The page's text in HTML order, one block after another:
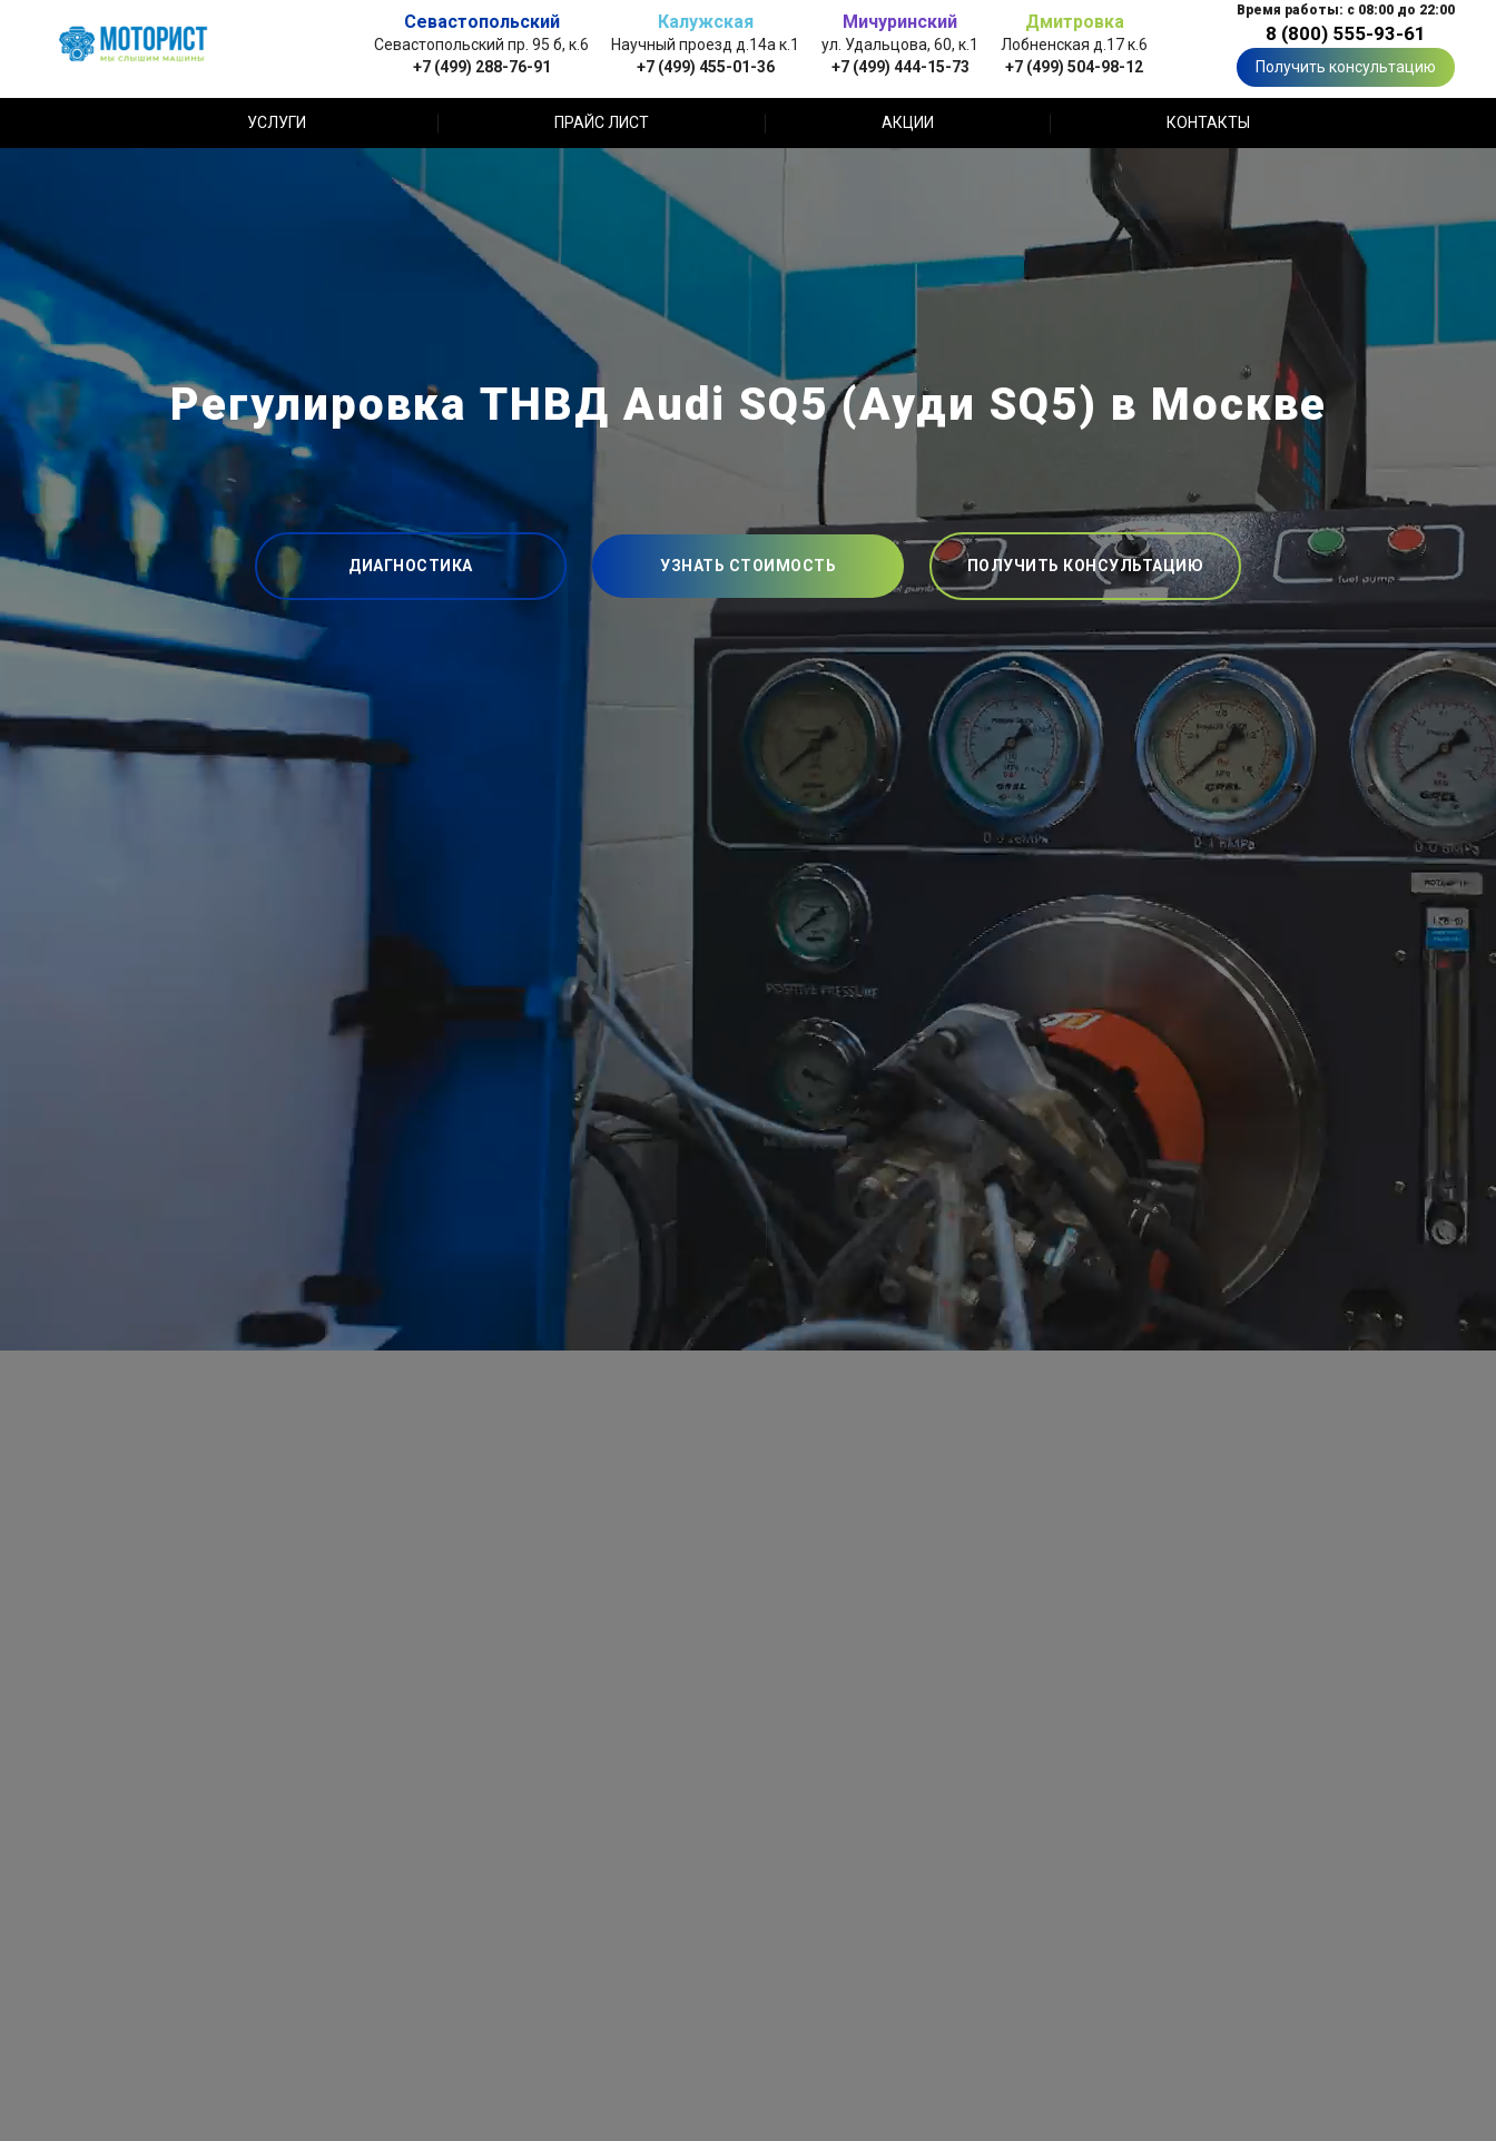
Севастопольский
Севастопольский пр. 95 б, к.6
+7 (499) 288-76-91
Калужская
Научный проезд д.14а к.1
+7 (499) 455-01-36
Мичуринский
ул. Удальцова, 60, к.1
+7 (499) 444-15-73
Дмитровка
Лобненская д.17 к.6
+7 (499) 504-98-12
Время работы: с 08:00 до 22:00
8 (800) 555-93-61
Получить консультацию
УСЛУГИ ПРАЙС ЛИСТ АКЦИИ КОНТАКТЫ
Регулировка ТНВД Audi SQ5 (Ауди SQ5) в Москве
ДИАГНОСТИКА УЗНАТЬ СТОИМОСТЬ ПОЛУЧИТЬ КОНСУЛЬТАЦИЮ